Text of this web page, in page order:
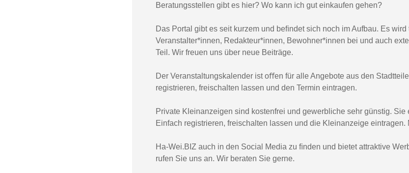
Beratungsstellen gibt es hier? Wo kann ich gut einkaufen gehen?
Das Portal gibt es seit kurzem und beﬁndet sich noch im Aufbau. Es
Veranstalter*innen, Redakteur*innen, Bewohner*innen bei und auch
Teil. Wir freuen uns über neue Beiträge.
Der Veranstaltungskalender ist oﬀen für alle Angebote aus den
registrieren, freischalten lassen und den Termin eintragen.
Private Kleinanzeigen sind kostenfrei und gewerbliche sehr günstig.
Einfach registrieren, freischalten lassen und die Kleinanzeige
Ha-Wei.BIZ auch in den Social Media zu ﬁnden und bietet attraktive
rufen Sie uns an. Wir beraten Sie gerne.